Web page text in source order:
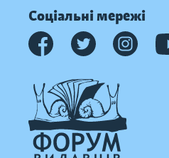
Соціальні мережі